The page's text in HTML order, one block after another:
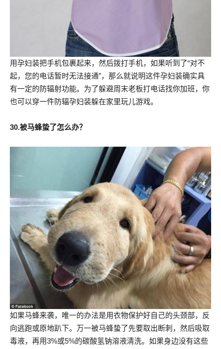
用孕妇装把手机包裹起来，然后拨打手机，如果听到了“对不
起，您的电话暂时无法接通”，那么就说明这件孕妇装确实具
有一定的防辐射功能。为了躲避周末老板打电话找你加班，你
也可以穿一件防辐孕妇装躲在家里玩儿游戏。
30.被马蜂蛰了怎么办？
如果马蜂来袭，唯一的办法是用衣物保护好自己的头颈部，反
向逃跑或原地趴下。万一被马蜂蛰了先要取出断刺，然后吸取
毒液，再用3%或5%的碳酸氢钠溶液清洗。如果身边没有这些